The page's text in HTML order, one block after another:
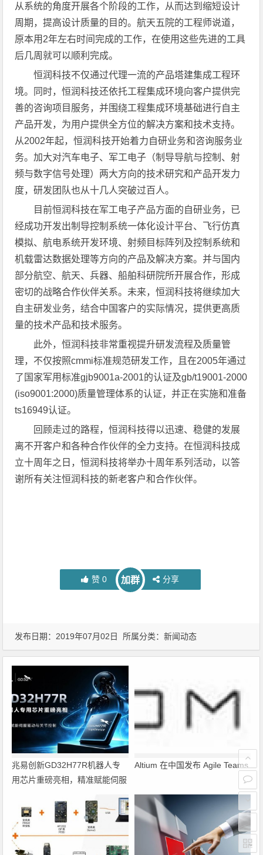
从系统的角度开展各个阶段的工作，从而达到缩短设计
周期，提高设计质量的目的。航天五院的工程师说道，
原本用2年左右时间完成的工作，在使用这些先进的工具
后几周就可以顺利完成。
恒润科技不仅通过代理一流的产品塔建集成工程环
境。同时，恒润科技还依托工程集成环境向客户提供完
善的咨询项目服务，并围绕工程集成环境基础进行自主
产品开发，为用户提供全方位的解决方案和技术支持。
从2002年起，恒润科技开始着力自研业务和咨询服务业
务。加大对汽车电子、军工电子（制导导航与控制、射
频与数字信号处理）两大方向的技术研究和产品开发力
度，研发团队也从十几人突破过百人。
目前恒润科技在军工电子产品方面的自研业务，已
经成功开发出制导控制系统一体化设计平台、飞行仿真
模拟、航电系统开发环境、射频目标阵列及控制系统和
机载雷达数据处理等方向的产品及解决方案。并与国内
部分航空、航天、兵器、船舶科研院所开展合作，形成
密切的战略合作伙伴关系。未来，恒润科技将继续加大
自主研发业务，结合中国客户的实际情况，提供更高质
量的技术产品和技术服务。
此外，恒润科技非常重视提升研发流程及质量管
理，不仅按照cmmi标准规范研发工作，且在2005年通过
了国家军用标准gjb9001a-2001的认证及gb/t19001-2000
(iso9001:2000)质量管理体系的认证，并正在实施和准备
ts16949认证。
回顾走过的路程，恒润科技得以迅速、稳健的发展
离不开客户和各种合作伙伴的全力支持。在恒润科技成
立十周年之日，恒润科技将举办十周年系列活动，以答
谢所有关注恒润科技的新老客户和合作伙伴。
赞 0 加群 分享
发布日期：2019年07月02日 所属分类：新闻动态
兆易创新GD32H77R机器人专
用芯片重磅亮相，精准赋能伺服
Altium 在中国发布 Agile Teams